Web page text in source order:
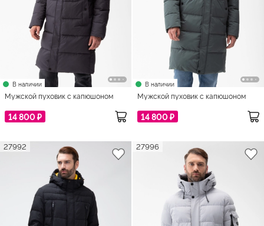
В наличии
Мужской пуховик с капюшоном
14 800 ₽
В наличии
Мужской пуховик с капюшоном
14 800 ₽
27992 27996